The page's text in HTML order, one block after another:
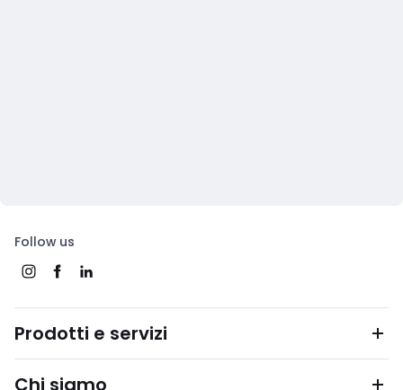
Follow us
Prodotti e servizi
Chi siamo